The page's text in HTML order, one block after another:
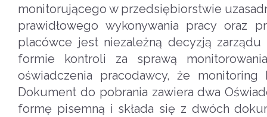
monitorującego w przedsiębiorstwie
prawidłowego wykonywania pracy oraz
placówce jest niezależną decyzją
formie kontroli za sprawą
oświadczenia pracodawcy, że
Dokument do pobrania zawiera dwa
formę pisemną i składa się z dwóch